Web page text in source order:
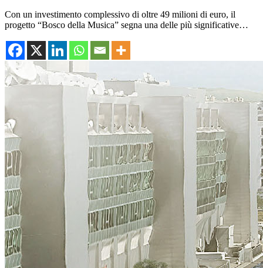
Con un investimento complessivo di oltre 49 milioni di euro, il
progetto “Bosco della Musica” segna una delle più significative…